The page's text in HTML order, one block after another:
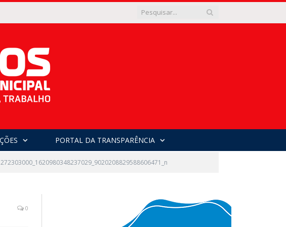
PORTAL DA TRANSPARÊNCIA
272303000_1620980348237029_9020208829588606471_n
0